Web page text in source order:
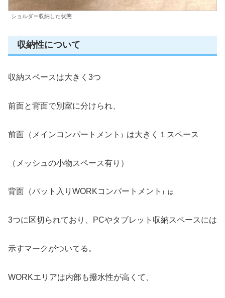
ショルダー収納した状態
収納性について
収納スペースは大きく3つ
前面と背面で別室に分けられ、
前面（メインコンパートメント ） は大きく１スペース
（メッシュの小物スペース有り）
背面（パット入りWORKコンパートメント ）は
3つに区切られており、PCやタブレット収納スペースには
示すマークがついてる。
WORKエリアは内部も撥水性が高くて、